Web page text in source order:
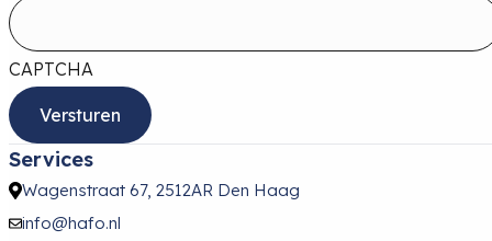
CAPTCHA
Services
Wagenstraat 67, 2512AR Den Haag
info@hafo.nl